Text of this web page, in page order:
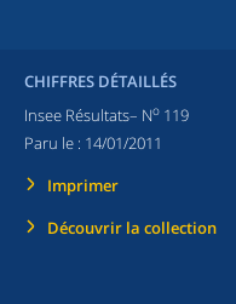
CHIFFRES DÉTAILLÉS
Insee Résultats– No 119
Paru le : 14/01/2011
Imprimer
Découvrir la collection